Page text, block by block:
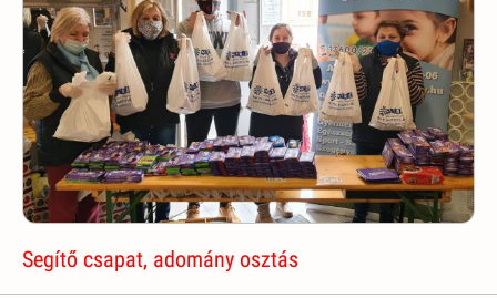
Segítő csapat, adomány osztás